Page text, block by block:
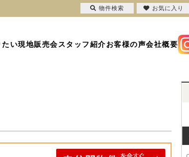
たい現地販売会スタッフ紹介お客様の声会社概要
物件検索 お気に入り